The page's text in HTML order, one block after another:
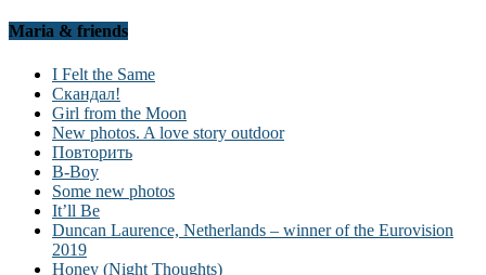
Maria & friends
I Felt the Same
Скандал!
Girl from the Moon
New photos. A love story outdoor
Повторить
B-Boy
Some new photos
It’ll Be
Duncan Laurence, Netherlands – winner of the Eurovision
2019
Honey (Night Thoughts)